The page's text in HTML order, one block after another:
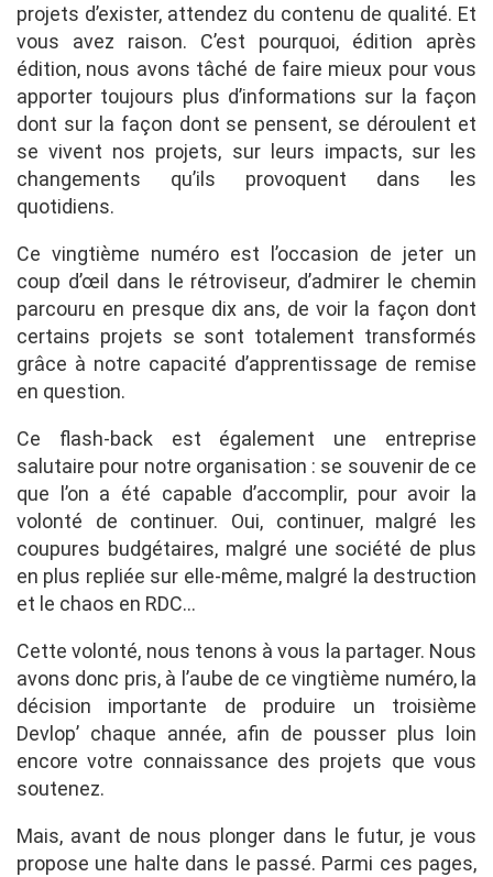
projets d’exister, attendez du contenu de qualité. Et
vous avez raison. C’est pourquoi, édition après
édition, nous avons tâché de faire mieux pour vous
apporter toujours plus d’informations sur la façon
dont sur la façon dont se pensent, se déroulent et
se vivent nos projets, sur leurs impacts, sur les
changements qu’ils provoquent dans les
quotidiens.
Ce vingtième numéro est l’occasion de jeter un
coup d’œil dans le rétroviseur, d’admirer le chemin
parcouru en presque dix ans, de voir la façon dont
certains projets se sont totalement transformés
grâce à notre capacité d’apprentissage de remise
en question.
Ce flash-back est également une entreprise
salutaire pour notre organisation : se souvenir de ce
que l’on a été capable d’accomplir, pour avoir la
volonté de continuer. Oui, continuer, malgré les
coupures budgétaires, malgré une société de plus
en plus repliée sur elle-même, malgré la destruction
et le chaos en RDC…
Cette volonté, nous tenons à vous la partager. Nous
avons donc pris, à l’aube de ce vingtième numéro, la
décision importante de produire un troisième
Devlop’ chaque année, afin de pousser plus loin
encore votre connaissance des projets que vous
soutenez.
Mais, avant de nous plonger dans le futur, je vous
propose une halte dans le passé. Parmi ces pages,